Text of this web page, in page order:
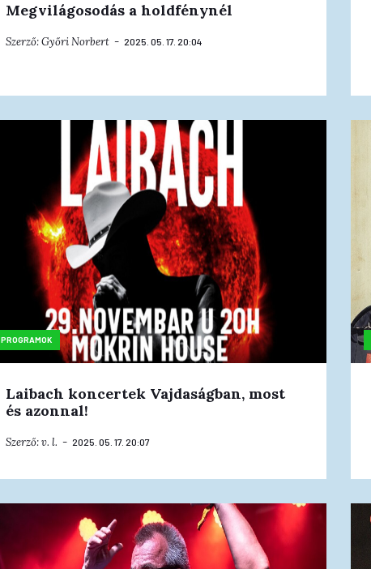
Megvilágosodás a holdfénynél
Szerző:Győri Norbert 2025. 05. 17. 20:04
PROGRAMOK
Laibach koncertek Vajdaságban, most
és azonnal!
Szerző:v. l. 2025. 05. 17. 20:07